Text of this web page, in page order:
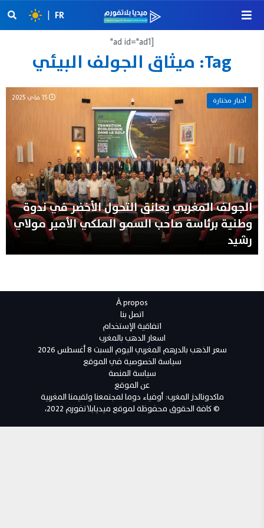
FR
|
[ad id="ad1"
Tag: ميثاق الجولف البيئي
أخبار مختارة
الجولف المغربي يعانق التحول الأخضر في ندوة
وطنية برئاسة صاحب السمو الملكي الأمير مولاي
رشيد
© كافة الحقوق محفوظة لموقع ميديابلاتفورم 2022،
À propos
اتصل بنا
اتفاقية الإستخدام
اسعار الدهب بالمغرب
سعر الذهب بالدرهم المغربي اليوم السبت 8 أغسطس 2026
سياسة الخصوصية في الموقع
سياسة المنصة
عن الموقع
ماكدونالدز المغرب: أوفياء دوما لمجتمعنا ولقيمنا المغربية